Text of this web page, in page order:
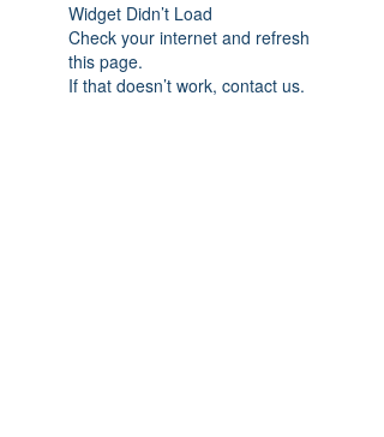
Widget Didn’t Load
Check your internet and refresh
this page.
If that doesn’t work, contact us.